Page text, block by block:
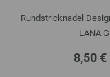
Rundstricknadel
LANA
8,50 €